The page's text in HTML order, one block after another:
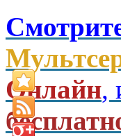
Онлайн,